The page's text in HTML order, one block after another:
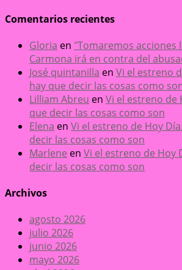
Comentarios recientes
Gloria en "Tomaremos acciones
Carmona irá en contra del
José quintanilla en Vi el estreno
hay que decir las cosas como
Lilliam Abreu en Vi el estreno de
que decir las cosas como son
Elena en Vi el estreno de Hoy
decir las cosas como son
Marlene en Vi el estreno de Hoy
decir las cosas como son
Archivos
agosto 2026
julio 2026
junio 2026
mayo 2026